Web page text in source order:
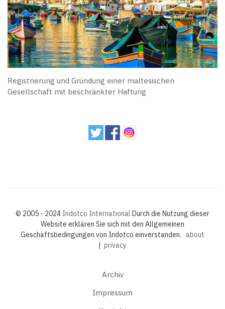
Registrierung und Gründung einer maltesischen
Gesellschaft mit beschränkter Haftung
© 2005 - 2024 Indotco International Durch die Nutzung dieser
Website erklären Sie sich mit den Allgemeinen
Geschäftsbedingungen von Indotco einverstanden. about
| privacy
Archiv
Impressum